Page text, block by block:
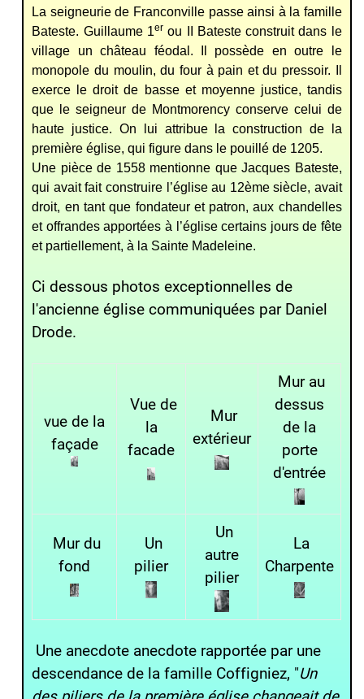
La seigneurie de Franconville passe ainsi à la famille
Bateste. Guillaume 1er ou II Bateste construit dans le
village un château féodal. Il possède en outre le
monopole du moulin, du four à pain et du pressoir. Il
exerce le droit de basse et moyenne justice, tandis
que le seigneur de Montmorency conserve celui de
haute justice. On lui attribue la construction de la
première église, qui figure dans le pouillé de 1205.
Une pièce de 1558 mentionne que Jacques Bateste,
qui avait fait construire l’église au 12ème siècle, avait
droit, en tant que fondateur et patron, aux chandelles
et offrandes apportées à l’église certains jours de fête
et partiellement, à la Sainte Madeleine.
Ci dessous photos exceptionnelles de
l'ancienne église communiquées par Daniel
Drode.
vue de la
façade
Vue de
la
facade
Mur
extérieur
Mur au
dessus
de la
porte
d'entrée
Mur du
fond
Un
pilier
Un
autre
pilier
La
Charpente
Une anecdote anecdote rapportée par une
descendance de la famille Coffigniez, "Un